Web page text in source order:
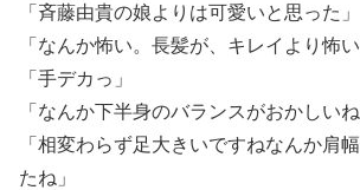
「斉藤由貴の娘よりは可愛いと思った」
「なんか怖い。長髪が、キレイより怖
「手デカっ」
「なんか下半身のバランスがおかしいね
「相変わらず足大きいですねなんか肩
たね」